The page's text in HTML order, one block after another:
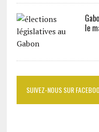
le
SUIVEZ-NOUS SUR